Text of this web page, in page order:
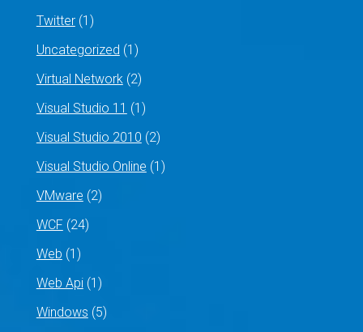
Twitter(1)
Uncategorized (1)
Virtual Network(2)
Visual Studio 11 (1)
Visual Studio 2010 (2)
Visual Studio Online (1)
VMware (2)
WCF (24)
Web (1)
Web Api(1)
Windows (5)